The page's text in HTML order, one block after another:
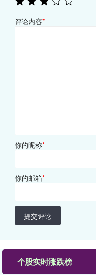
评论内容*
你的昵称*
你的邮箱*
提交评论
个股实时涨跌榜